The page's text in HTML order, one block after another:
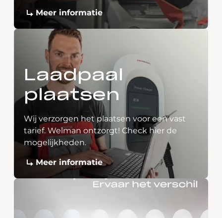
Meer informatie
Laadpaal
plaatsen
Wij verzorgen het plaatsen voor een vast
tarief. Welman ontzorgt! Check hier de
mogelijkheden.
Meer informatie